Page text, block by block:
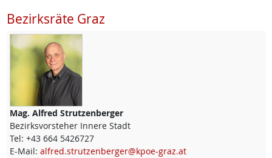
Bezirksräte Graz
Mag. Alfred Strutzenberger
Bezirksvorsteher Innere Stadt
Tel: +43 664 5426727
E-Mail: alfred.strutzenberger@kpoe-graz.at